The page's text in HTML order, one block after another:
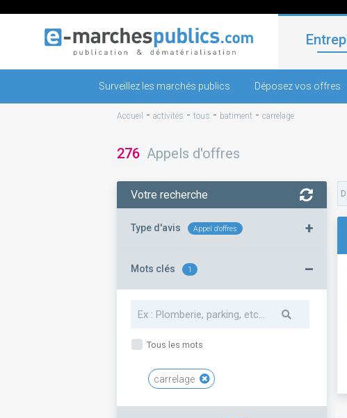
Surveillez les marchés publics Déposez vos offres
Accueil - activités - tous - batiment - carrelage
276 Appels d'offres
Votre recherche
Type d'avis Appel d'offres +
Mots clés 1 –
Tous les mots
carrelage